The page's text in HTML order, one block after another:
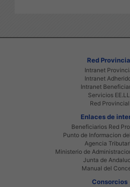
Red
Intranet
Intranet
Intranet
Servicios EE.LL.
Red Provincial
Enlaces de
Beneficiarios Red
Punto de Informacion
Agencia
Ministerio de
Junta de
Manual del
Consorcios